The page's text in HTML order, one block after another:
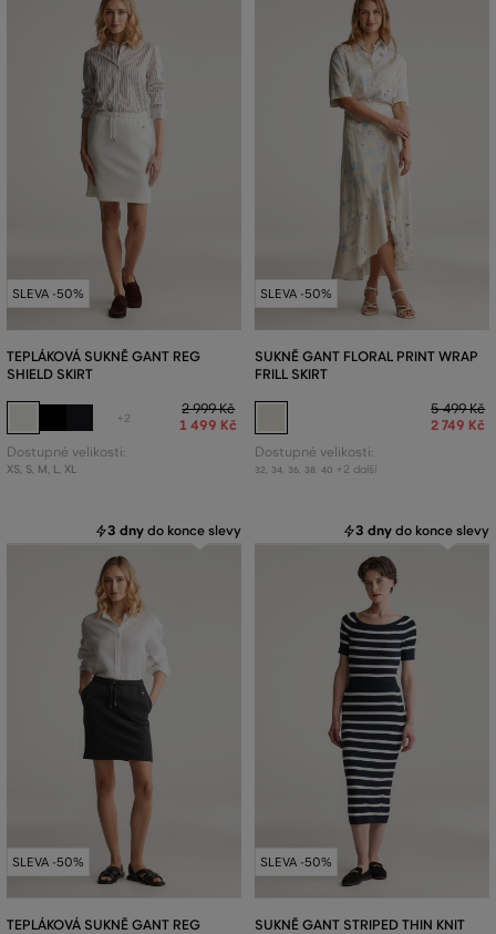
SLEVA -50%
TEPLÁKOVÁ SUKNĚ GANT REG
SHIELD SKIRT
+2
2 999 Kč
1 499 Kč
Dostupné velikosti:
XS, S, M, L, XL
SLEVA -50%
SUKNĚ GANT FLORAL PRINT WRAP
FRILL SKIRT
5 499 Kč
2 749 Kč
Dostupné velikosti:
32 34 36 38 40 +2 další
3 dny do konce slevy
SLEVA -50%
TEPLÁKOVÁ SUKNĚ GANT REG
3 dny do konce slevy
SLEVA -50%
SUKNĚ GANT STRIPED THIN KNIT